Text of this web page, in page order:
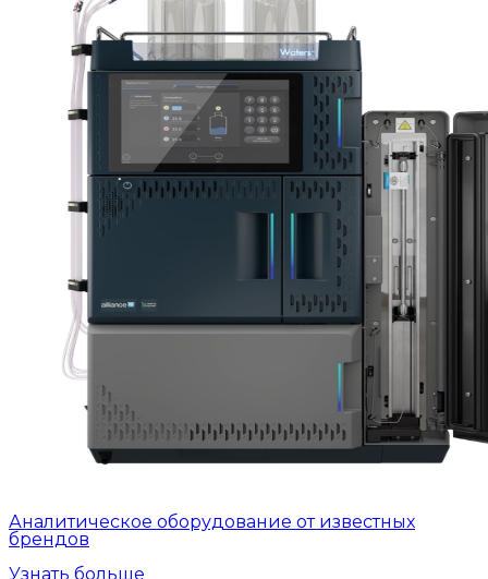
Аналитическое оборудование от известных
брендов
Узнать больше